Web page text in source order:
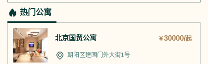
热门公寓
北京国贸公寓 ￥30000/起
朝阳区建国门外大街1号